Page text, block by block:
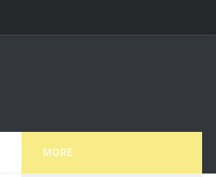
MORE